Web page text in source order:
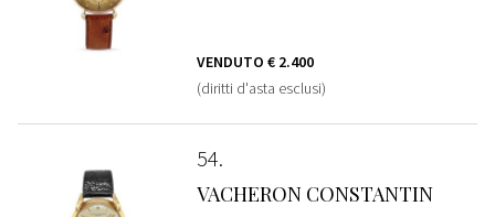
VENDUTO € 2.400
(diritti d'asta esclusi)
54
VACHERON CONSTANTIN